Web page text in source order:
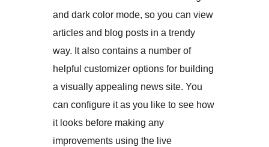
and dark color mode, so you can view
articles and blog posts in a trendy
way. It also contains a number of
helpful customizer options for building
a visually appealing news site. You
can configure it as you like to see how
it looks before making any
improvements using the live